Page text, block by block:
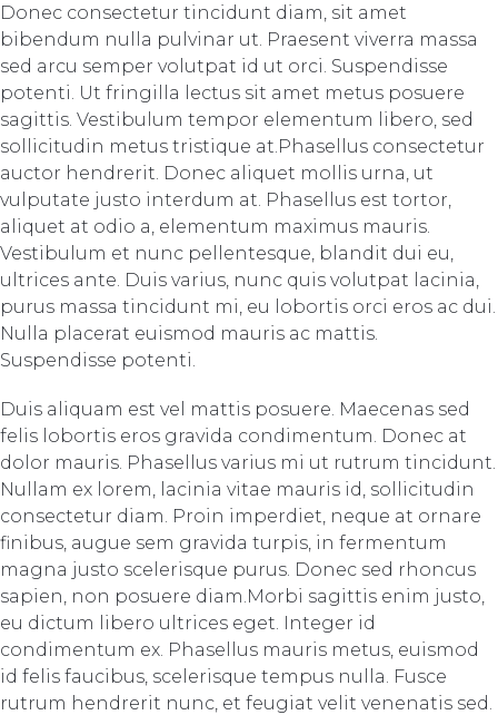
Donec consectetur tincidunt diam, sit amet
bibendum nulla pulvinar ut. Praesent viverra massa
sed arcu semper volutpat id ut orci. Suspendisse
potenti. Ut fringilla lectus sit amet metus posuere
sagittis. Vestibulum tempor elementum libero, sed
sollicitudin metus tristique at.Phasellus consectetur
auctor hendrerit. Donec aliquet mollis urna, ut
vulputate justo interdum at. Phasellus est tortor,
aliquet at odio a, elementum maximus mauris.
Vestibulum et nunc pellentesque, blandit dui eu,
ultrices ante. Duis varius, nunc quis volutpat lacinia,
purus massa tincidunt mi, eu lobortis orci eros ac dui.
Nulla placerat euismod mauris ac mattis.
Suspendisse potenti.
Duis aliquam est vel mattis posuere. Maecenas sed
felis lobortis eros gravida condimentum. Donec at
dolor mauris. Phasellus varius mi ut rutrum tincidunt.
Nullam ex lorem, lacinia vitae mauris id, sollicitudin
consectetur diam. Proin imperdiet, neque at ornare
finibus, augue sem gravida turpis, in fermentum
magna justo scelerisque purus. Donec sed rhoncus
sapien, non posuere diam.Morbi sagittis enim justo,
eu dictum libero ultrices eget. Integer id
condimentum ex. Phasellus mauris metus, euismod
id felis faucibus, scelerisque tempus nulla. Fusce
rutrum hendrerit nunc, et feugiat velit venenatis sed.